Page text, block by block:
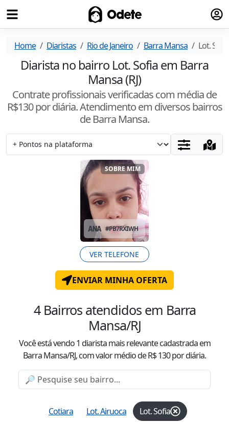
Odete
Home Diaristas Rio de Janeiro Barra Mansa Lot. Sofia
Diarista no bairro Lot. Sofia em Barra
Mansa (RJ)
Contrate profissionais verificadas com média de
R$130por diária. Atendimentoem diversos bairros
de Barra Mansa.
SOBRE MIM
ANA #PB7RXIWH
VER TELEFONE
ENVIAR MINHA OFERTA
4 Bairros atendidos em Barra
Mansa/RJ
Você está vendo1 diarista mais relevante cadastrada em
Barra Mansa/RJ, com valormédiode R$130por diária.
Cotiara Lot. Airuoca
Lot. Sofia